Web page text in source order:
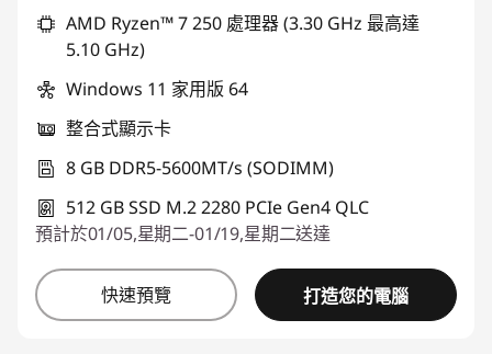
AMD Ryzen™ 7 250 處理器 (3.30 GHz 最高達
5.10 GHz)
Windows 11 家用版 64
整合式顯示卡
8 GB DDR5-5600MT/s (SODIMM)
512 GB SSD M.2 2280 PCIe Gen4 QLC
預計於01/05,星期二-01/19,星期二送達
快速預覽 打造您的電腦